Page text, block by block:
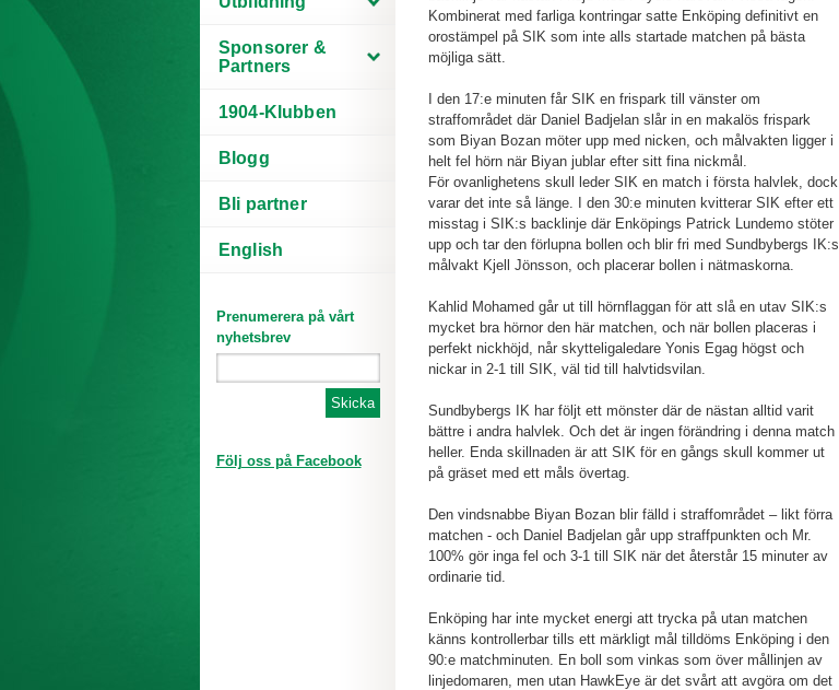
Sponsorer &
Partners
1904-Klubben
Blogg
Bli partner
English
Prenumerera på vårt
nyhetsbrev
Följ oss på Facebook
Kombinerat med farliga kontringar satte Enköping definitivt en
orostämpel på SIK som inte alls startade matchen på bästa
möjliga sätt.
I den 17:e minuten får SIK en frispark till vänster om
straffområdet där Daniel Badjelan slår in en makalös frispark
som Biyan Bozan möter upp med nicken, och målvakten ligger i
helt fel hörn när Biyan jublar efter sitt fina nickmål.
För ovanlighetens skull leder SIK en match i första halvlek, dock
varar det inte så länge. I den 30:e minuten kvitterar SIK efter ett
misstag i SIK:s backlinje där Enköpings Patrick Lundemo stöter
upp och tar den förlupna bollen och blir fri med Sundbybergs IK:s
målvakt Kjell Jönsson, och placerar bollen i nätmaskorna.
Kahlid Mohamed går ut till hörnflaggan för att slå en utav SIK:s
mycket bra hörnor den här matchen, och när bollen placeras i
perfekt nickhöjd, når skytteligaledare Yonis Egag högst och
nickar in 2-1 till SIK, väl tid till halvtidsvilan.
Sundbybergs IK har följt ett mönster där de nästan alltid varit
bättre i andra halvlek. Och det är ingen förändring i denna match
heller. Enda skillnaden är att SIK för en gångs skull kommer ut
på gräset med ett måls övertag.
Den vindsnabbe Biyan Bozan blir fälld i straffområdet – likt förra
matchen - och Daniel Badjelan går upp straffpunkten och Mr.
100% gör inga fel och 3-1 till SIK när det återstår 15 minuter av
ordinarie tid.
Enköping har inte mycket energi att trycka på utan matchen
känns kontrollerbar tills ett märkligt mål tilldöms Enköping i den
90:e matchminuten. En boll som vinkas som över mållinjen av
linjedomaren, men utan HawkEye är det svårt att avgöra om det